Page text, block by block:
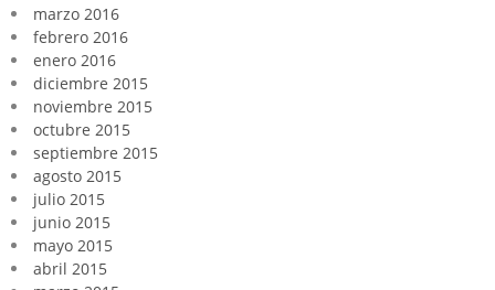
marzo 2016
febrero 2016
enero 2016
diciembre 2015
noviembre 2015
octubre 2015
septiembre 2015
agosto 2015
julio 2015
junio 2015
mayo 2015
abril 2015